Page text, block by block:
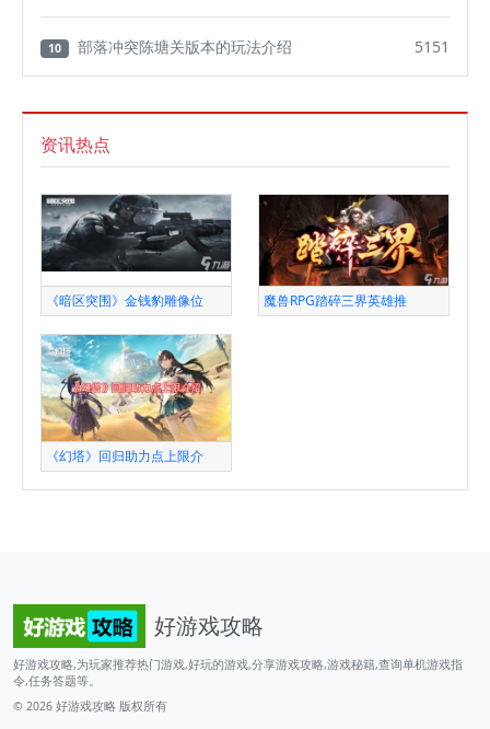
10 部落冲突陈塘关版本的玩法介绍 5151
资讯热点
《暗区突围》金钱豹雕像位 魔兽RPG踏碎三界英雄推
《幻塔》回归助力点上限介
好游戏攻略
好游戏攻略,为玩家推荐热门游戏,好玩的游戏,分享游戏攻略,游戏秘籍,查询单机游戏指
令,任务答题等。
© 2026 好游戏攻略 版权所有